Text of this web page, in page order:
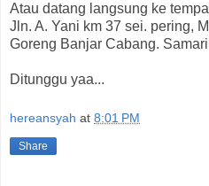
Atau datang langsung ke
Jln. A. Yani km 37 sei. pering,
Goreng Banjar Cabang.
Ditunggu yaa...
hereansyah at 8:01 PM
Share